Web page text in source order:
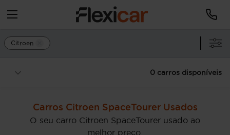
Citroen
0 carros disponíveis
Carros Citroen SpaceTourer Usados
O seu carro Citroen SpaceTourer usado ao
melhor preço.